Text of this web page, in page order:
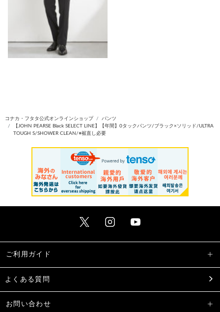
コナカ・フタタ公式オンラインショップ
パンツ
【JOHN PEARSE Black SELECT LINE】【年間】0タックパンツ/ブラック×ソリッド/ULTRA
TOUGH S/SHOWER CLEAN/※裾直し必要
ご利用ガイド
よくある質問
お問い合わせ